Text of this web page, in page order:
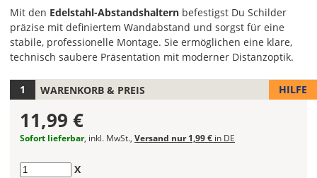
Mit den Edelstahl-Abstandshaltern befestigst Du Schilder
präzise mit definiertem Wandabstand und sorgst für eine
stabile, professionelle Montage. Sie ermöglichen eine klare,
technisch saubere Präsentation mit moderner Distanzoptik.
WARENKORB & PREIS HILFE
11,99 €
Sofort lieferbar, inkl. MwSt., Versand nur 1,99 € in DE
Anzahl X